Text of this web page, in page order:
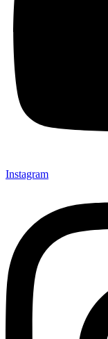
Instagram